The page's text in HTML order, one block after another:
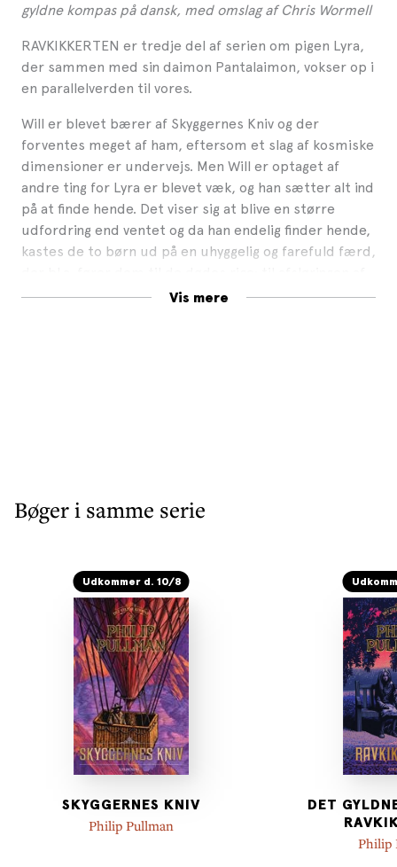
gyldne kompas på dansk, med omslag af Chris Wormell
RAVKIKKERTEN er tredje del af serien om pigen Lyra,
der sammen med sin daimon Pantalaimon, vokser op i
en parallelverden til vores.
Will er blevet bærer af Skyggernes Kniv og der
forventes meget af ham, eftersom et slag af kosmiske
dimensioner er undervejs. Men Will er optaget af
andre ting for Lyra er blevet væk, og han sætter alt ind
på at finde hende. Det viser sig at blive en større
udfordring end ventet og da han endelig finder hende,
kastes de to børn ud på en uhyggelig og farefuld færd,
hemmeligheden om Støv; samt opdagelse af
Vis mere
Bøger i samme serie
Udkommer d. 10/8
SKYGGERNES KNIV
Philip Pullman
DET
Philip